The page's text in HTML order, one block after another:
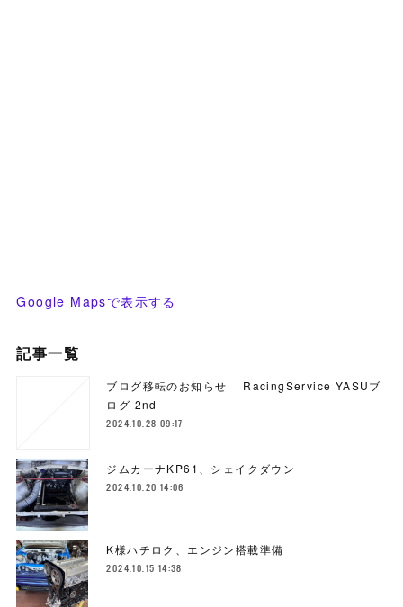
Google Mapsで表示する
記事一覧
ブログ移転のお知らせ RacingService YASUブ
ログ 2nd
2024.10.28 09:17
ジムカーナKP61、シェイクダウン
2024.10.20 14:06
K様ハチロク、エンジン搭載準備
2024.10.15 14:38